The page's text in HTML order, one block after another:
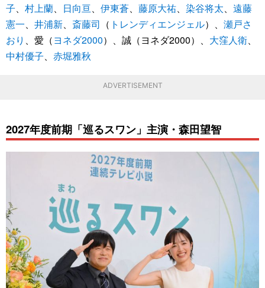
子、 村上蘭、 日向亘、 伊東蒼、 藤原大祐、 染谷将太、 遠藤
憲一、 井浦新、 斎藤司 （ トレンディエンジェル）、 瀬戸さ
おり 、愛（ヨネダ2000）、誠（ヨネダ2000）、 大窪人衛、
中村優子、 赤堀雅秋
ADVERTISEMENT
2027年度前期「巡るスワン」主演・森田望智